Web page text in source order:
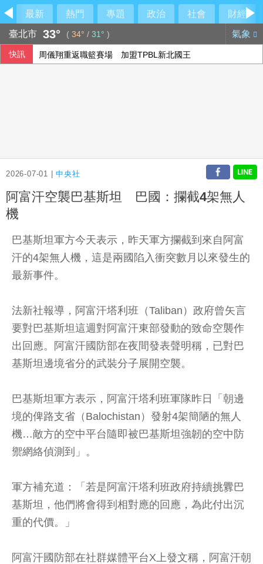
最新 熱門 專題 政治 社會
財經
臺北市 33° ( 34° / 31° ) 氣象
快訊 周儀翔重返職籃賽場 加盟TPBL新北國王
2026-07-01 |中央社
阿富汗空襲巴基斯坦 巴國：攔截4架無人
機
巴基斯坦軍方今天表示，昨天軍方攔截到來自阿富
汗的4架無人機，這是兩國陷入衝突數月以來發生的
最新事件。
法新社報導，阿富汗塔利班（Taliban）政府曾矢言
要對巴基斯坦這週對阿富汗東部發動的致命空襲作
出回應。阿富汗國防部在夜間發表聲明稱，已對巴
基斯坦邊境省分的武裝分子展開空襲。
巴基斯坦軍方表示，阿富汗塔利班軍隊昨日「朝邊
境的俾路支省（Balochistan）發射4架簡陋的無人
機…敵方的空中平台隨即被巴基斯坦強韌的空中防
禦網絡偵測到」。
軍方補充道：「若是阿富汗塔利班政府持續挑釁巴
基斯坦，他們將會得到相對應的回應，為此付出沉
重的代價。」
阿富汗國防部在社群媒體平台X上發文稱，阿富汗朝